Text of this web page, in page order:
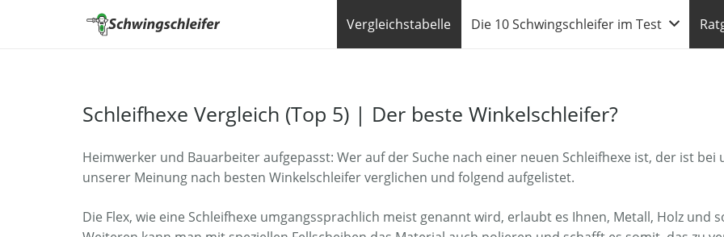
Vergleichstabelle Die 10 Schwingschleifer im Test
Schleifhexe Vergleich (Top 5) | Der beste Winkelschleifer?
Heimwerker und Bauarbeiter aufgepasst: Wer auf der Suche nach einer neuen Schleifhexe ist, der ist
unserer Meinung nach besten Winkelschleifer verglichen und folgend aufgelistet.
Die Flex, wie eine Schleifhexe umgangssprachlich meist genannt wird, erlaubt es Ihnen, Metall, Holz und